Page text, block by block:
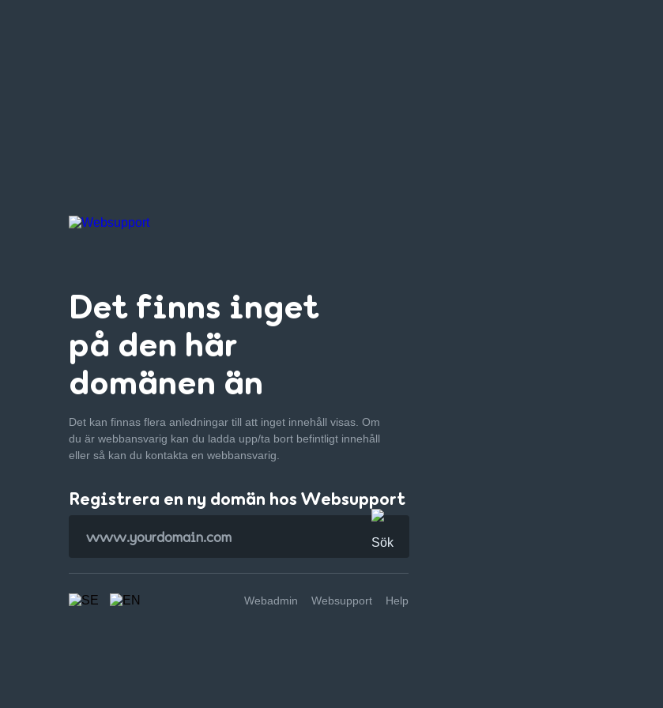
Det finns inget
på den här
domänen än
Det kan finnas flera anledningar till att inget innehåll visas. Om
du är webbansvarig kan du ladda upp/ta bort befintligt innehåll
eller så kan du kontakta en webbansvarig.
Registrera en ny domän hos Websupport
Webadmin Websupport Help